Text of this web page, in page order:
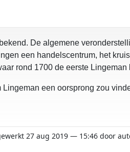
De algemene
een handelscentrum, het
rond 1700 de eerste
een oorsprong zou
27 aug 2019 — 15:46 door